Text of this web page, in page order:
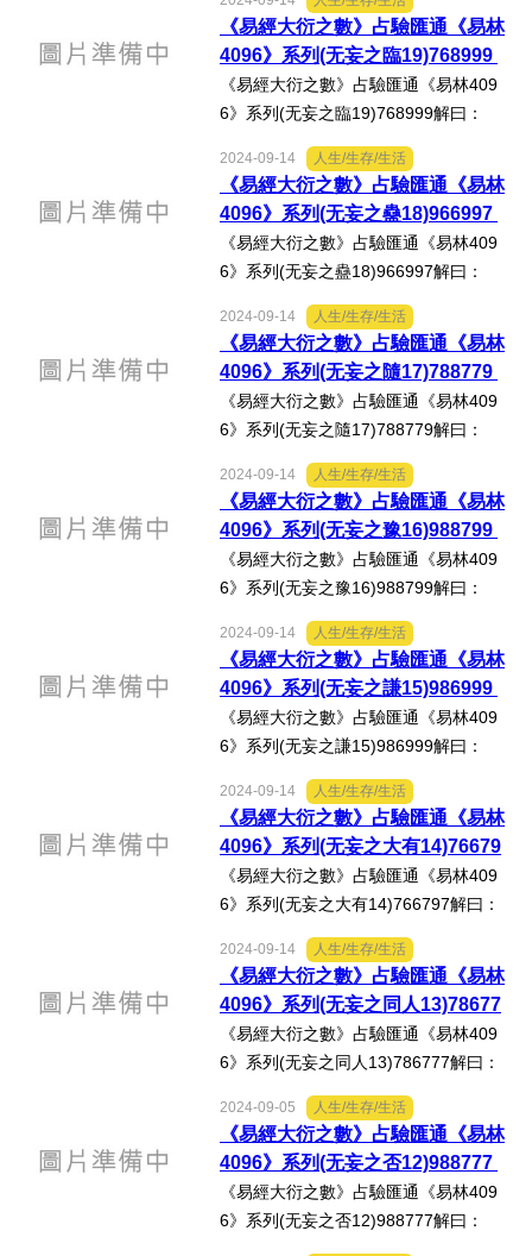
林‧无妄之觀》：「三羖五牂，相隨並
行，迷入空澤，循谷直北，經涉六駁，
為所傷賊。」心得分享：按...
《易經大衍之數》占驗匯通《易林
4096》系列(无妄之臨19)768999
《易經大衍之數》占驗匯通《易林409
6》系列(无妄之臨19)768999解曰：
无妄之臨》：「蝃蝀充側，佞倖傾惑，
女謁橫行，正道壅塞。」心得分享：按
徐芹庭《焦氏易林新注》...
2024-09-14 人生/生存/生活
《易經大衍之數》占驗匯通《易林
4096》系列(无妄之蠱18)966997
《易經大衍之數》占驗匯通《易林409
6》系列(无妄之蠱18)966997解曰：
事。」《易林‧无妄之蠱》：「驂駕蹇
驢，日暮失時，居者无憂，保我樂
娛。」心得分享：按徐芹庭《焦氏易...
2024-09-14 人生/生存/生活
《易經大衍之數》占驗匯通《易林
4096》系列(无妄之隨17)788779
《易經大衍之數》占驗匯通《易林409
6》系列(无妄之隨17)788779解曰：
有攸往。」《易林‧无妄之隨》：「破亡
之國，天所不福，難以止息。」心得分
享：按徐芹庭《焦氏易林...
2024-09-14 人生/生存/生活
《易經大衍之數》占驗匯通《易林
4096》系列(无妄之豫16)988799
《易經大衍之數》占驗匯通《易林409
6》系列(无妄之豫16)988799解曰：
妄之豫》：「東家中女，嫫母最醜，三
十无室，媒伯勞苦。」心得分享：按徐
芹庭《焦氏易林新注》：「...
2024-09-14 人生/生存/生活
《易經大衍之數》占驗匯通《易林
4096》系列(无妄之謙15)986999
《易經大衍之數》占驗匯通《易林409
6》系列(无妄之謙15)986999解曰：
无妄之謙》：「東行避兵，南去不祥，
西逐凶惡，北迎福生，與喜相迎。」心
得分享：按徐芹庭《焦氏...
2024-09-14 人生/生存/生活
《易經大衍之數》占驗匯通《易林
4096》系列(无妄之大有14)76679
7
《易經大衍之數》占驗匯通《易林409
6》系列(无妄之大有14)766797解曰：
不利有攸往。」《易林‧无妄之大有》：
「海河都市，國之奧府，商人受福，少
子玉食。」心得分享：按...
2024-09-14 人生/生存/生活
《易經大衍之數》占驗匯通《易林
4096》系列(无妄之同人13)78677
7
《易經大衍之數》占驗匯通《易林409
6》系列(无妄之同人13)786777解曰：
牛，行人之得，邑人之災。」《易林‧无
妄之同人》：「壅遏堤防，水不得行，
火光盛陽，陰蜺伏藏，走歸...
2024-09-05 人生/生存/生活
《易經大衍之數》占驗匯通《易林
4096》系列(无妄之否12)988777
《易經大衍之數》占驗匯通《易林409
6》系列(无妄之否12)988777解曰：